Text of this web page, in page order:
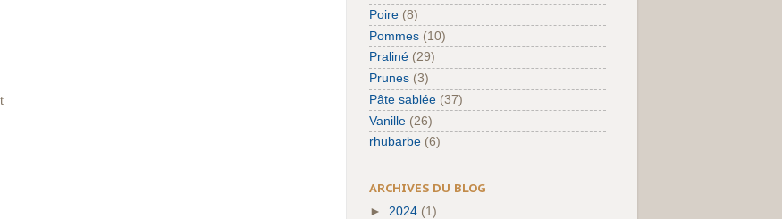
Poire (8)
Pommes (10)
Praliné (29)
Prunes (3)
Pâte sablée (37)
Vanille (26)
rhubarbe (6)
ARCHIVES DU BLOG
► 2024 (1)